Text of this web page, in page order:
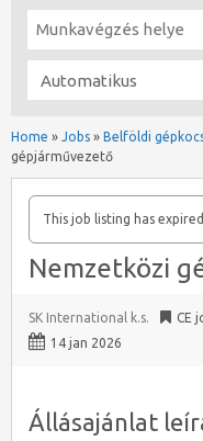
Home » Jobs » Belföldi
gépjárművezető
This job listing has
Nemzetközi
SK International k.s. CE
14 jan 2026
Állásajánlat